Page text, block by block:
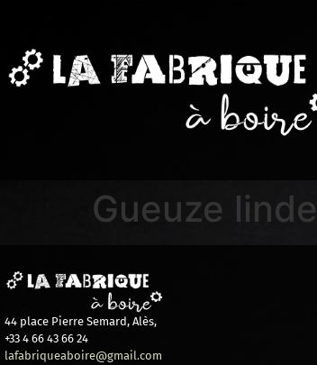
Gueuze
44 place Pierre Semard, Alès,
+33 4 66 43 66 24
lafabriqueaboire@gmail.com